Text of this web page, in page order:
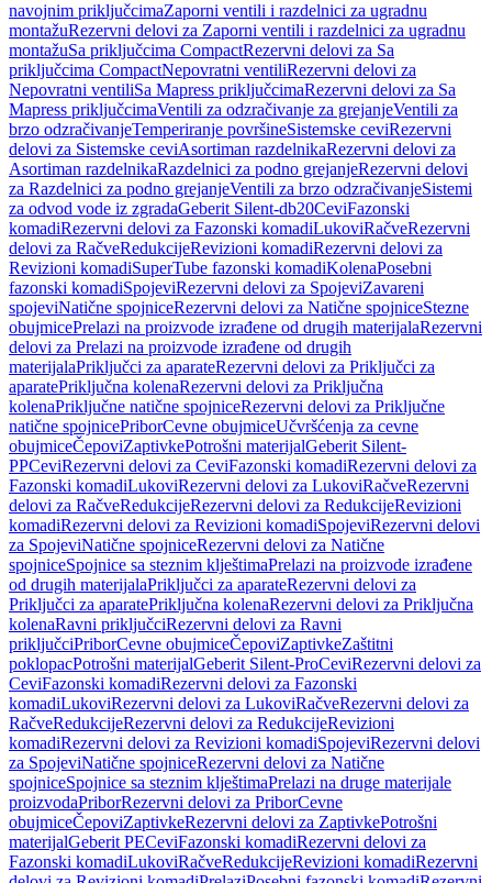
navojnim priključcimaZaporni ventili i razdelnici za ugradnu
montažuRezervni delovi za Zaporni ventili i razdelnici za ugradnu
montažuSa priključcima CompactRezervni delovi za Sa
priključcima CompactNepovratni ventiliRezervni delovi za
Nepovratni ventiliSa Mapress priključcimaRezervni delovi za Sa
Mapress priključcimaVentili za odzračivanje za grejanjeVentili za
brzo odzračivanjeTemperiranje površineSistemske ceviRezervni
delovi za Sistemske ceviAsortiman razdelnikaRezervni delovi za
Asortiman razdelnikaRazdelnici za podno grejanjeRezervni delovi
za Razdelnici za podno grejanjeVentili za brzo odzračivanjeSistemi
za odvod vode iz zgradaGeberit Silent-db20CeviFazonski
komadiRezervni delovi za Fazonski komadiLukoviRačveRezervni
delovi za RačveRedukcijeRevizioni komadiRezervni delovi za
Revizioni komadiSuperTube fazonski komadiKolenaPosebni
fazonski komadiSpojeviRezervni delovi za SpojeviZavareni
spojeviNatične spojniceRezervni delovi za Natične spojniceStezne
obujmicePrelazi na proizvode izrađene od drugih materijalaRezervni
delovi za Prelazi na proizvode izrađene od drugih
materijalaPriključci za aparateRezervni delovi za Priključci za
aparatePriključna kolenaRezervni delovi za Priključna
kolenaPriključne natične spojniceRezervni delovi za Priključne
natične spojnicePriborCevne obujmiceUčvršćenja za cevne
obujmiceČepoviZaptivkePotrošni materijalGeberit Silent-
PPCeviRezervni delovi za CeviFazonski komadiRezervni delovi za
Fazonski komadiLukoviRezervni delovi za LukoviRačveRezervni
delovi za RačveRedukcijeRezervni delovi za RedukcijeRevizioni
komadiRezervni delovi za Revizioni komadiSpojeviRezervni delovi
za SpojeviNatične spojniceRezervni delovi za Natične
spojniceSpojnice sa steznim klještimaPrelazi na proizvode izrađene
od drugih materijalaPriključci za aparateRezervni delovi za
Priključci za aparatePriključna kolenaRezervni delovi za Priključna
kolenaRavni priključciRezervni delovi za Ravni
priključciPriborCevne obujmiceČepoviZaptivkeZaštitni
poklopacPotrošni materijalGeberit Silent-ProCeviRezervni delovi za
CeviFazonski komadiRezervni delovi za Fazonski
komadiLukoviRezervni delovi za LukoviRačveRezervni delovi za
RačveRedukcijeRezervni delovi za RedukcijeRevizioni
komadiRezervni delovi za Revizioni komadiSpojeviRezervni delovi
za SpojeviNatične spojniceRezervni delovi za Natične
spojniceSpojnice sa steznim klještimaPrelazi na druge materijale
proizvodaPriborRezervni delovi za PriborCevne
obujmiceČepoviZaptivkeRezervni delovi za ZaptivkePotrošni
materijalGeberit PECeviFazonski komadiRezervni delovi za
Fazonski komadiLukoviRačveRedukcijeRevizioni komadiRezervni